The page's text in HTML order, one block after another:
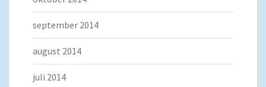
september 2014
august 2014
juli 2014